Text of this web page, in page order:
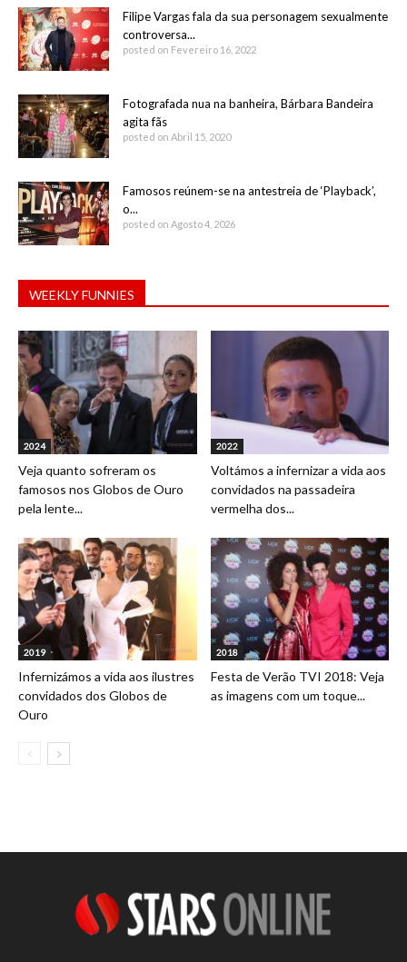
Filipe Vargas fala da sua personagem sexualmente
controversa...
posted on Fevereiro 16, 2022
Fotografada nua na banheira, Bárbara Bandeira
agita fãs
posted on Abril 15, 2020
Famosos reúnem-se na antestreia de ‘Playback’,
o...
posted on Agosto 4, 2026
WEEKLY FUNNIES
2024
Veja quanto sofreram os
famosos nos Globos de Ouro
pela lente...
2022
Voltámos a infernizar a vida aos
convidados na passadeira
vermelha dos...
2019
Infernizámos a vida aos ilustres
convidados dos Globos de
Ouro
2018
Festa de Verão TVI 2018: Veja
as imagens com um toque...